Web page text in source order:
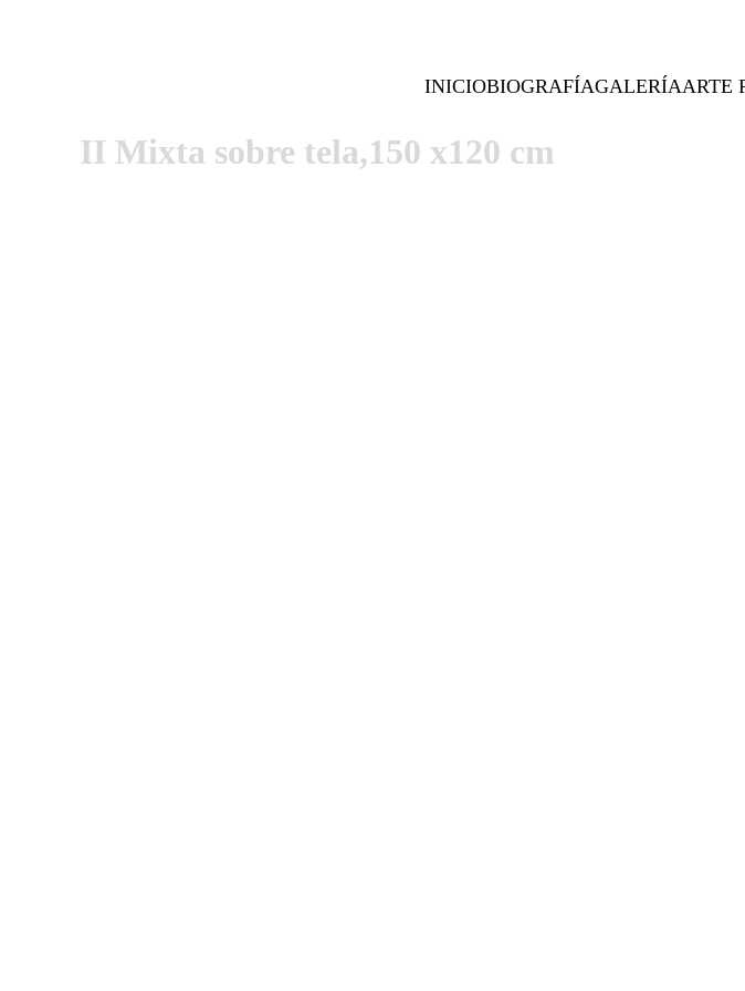
INICIOBIOGRAFÍAGALERÍAARTE
II Mixta sobre tela,150 x120 cm